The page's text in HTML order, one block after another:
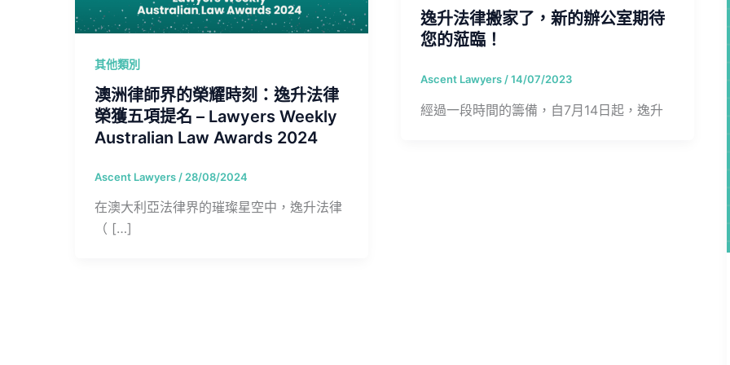
其他類別
澳洲律師界的榮耀時刻：逸升法律
榮獲五項提名 – Lawyers Weekly
Australian Law Awards 2024
Ascent Lawyers / 28/08/2024
在澳大利亞法律界的璀璨星空中，逸升法律
（ […]
逸升法律搬家了，新的辦公室期待
您的蒞臨！
Ascent Lawyers /14/07/2023
經過一段時間的籌備，自7月14日起，逸升